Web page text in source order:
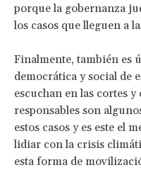
porque la gobernanza
los casos que lleguen a
Finalmente, también es
democrática y social de
escuchan en las cortes y
responsables son
estos casos y es este el
lidiar con la crisis
esta forma de